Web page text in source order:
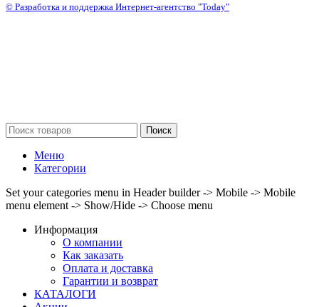
© Разработка и поддержка Интернет-агентство "Today"
Поиск
Меню
Категории
Set your categories menu in Header builder -> Mobile -> Mobile
menu element -> Show/Hide -> Choose menu
Информация
О компании
Как заказать
Оплата и доставка
Гарантии и возврат
КАТАЛОГИ